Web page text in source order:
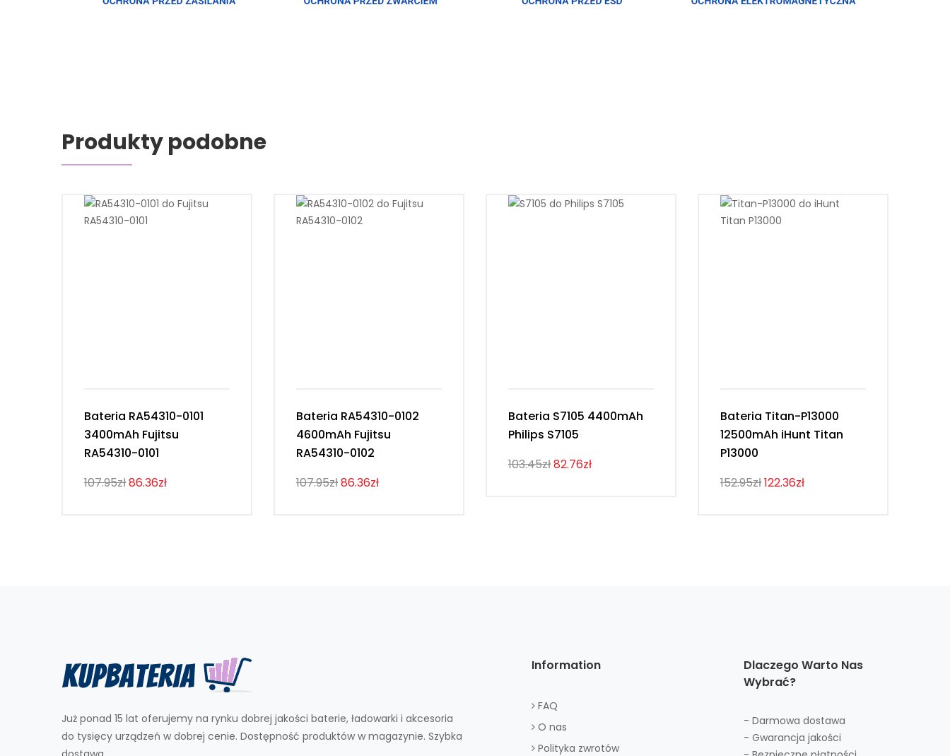
Produkty podobne
Bateria RA54310-0101
3400mAh Fujitsu
RA54310-0101
107.95zł86.36zł
Bateria RA54310-0102
4600mAh Fujitsu
RA54310-0102
107.95zł86.36zł
Bateria S7105 4400mAh
Philips S7105
103.45zł82.76zł
Bateria Titan-P13000
12500mAh iHunt Titan
P13000
152.95zł122.36zł
Już ponad 15 lat oferujemy na rynku dobrej jakości baterie, ładowarki i akcesoria
do tysięcy urządzeń w dobrej cenie. Dostępność produktów w magazynie. Szybka
Information
FAQ
O nas
Polityka zwrotów
Dlaczego Warto Nas
Wybrać?
- Darmowa dostawa
- Gwarancja jakości